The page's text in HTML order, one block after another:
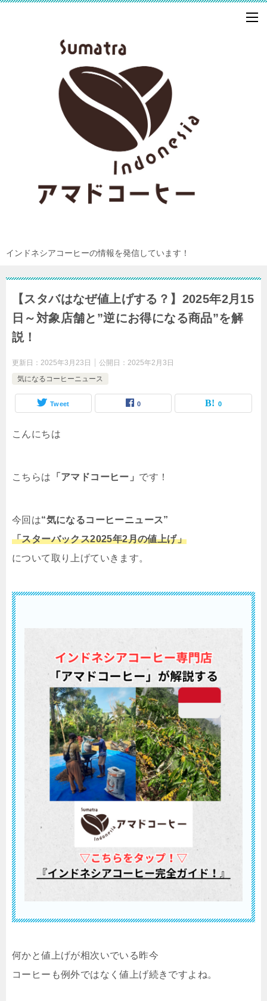
インドネシアコーヒーの情報を発信しています！
【スタバはなぜ値上げする？】2025年2月15
日～対象店舗と”逆にお得になる商品”を解
説！
更新日： 2025年3月23日 公開日： 2025年2月3日
気になるコーヒーニュース
Tweet 0 0
こんにちは
こちらは 「アマドコーヒー」 です！
今回は“気になるコーヒーニュース”
「スターバックス2025年2月の値上げ」
について取り上げていきます。
何かと値上げが相次いでいる昨今
コーヒーも例外ではなく値上げ続きですよね。